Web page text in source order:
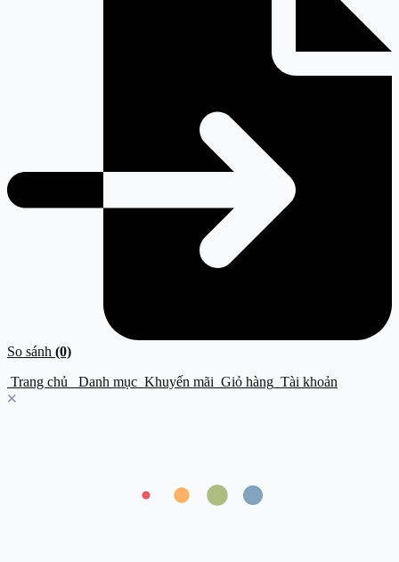
So sánh (0)
Trang chủ
Danh mục Khuyến mãi Giỏ hàng Tài khoản